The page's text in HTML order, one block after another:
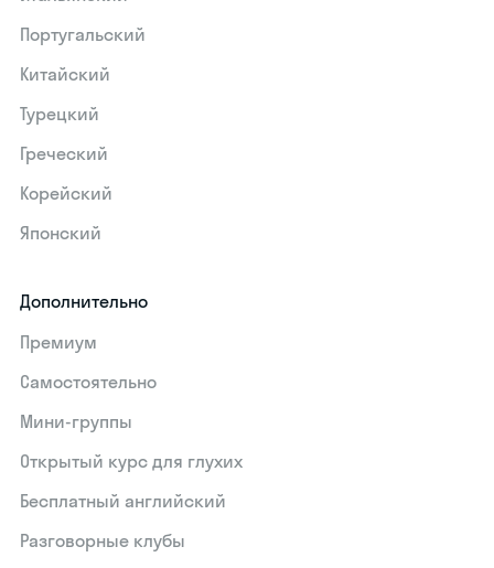
Португальский
Китайский
Турецкий
Греческий
Корейский
Японский
Дополнительно
Премиум
Самостоятельно
Мини-группы
Открытый курс для глухих
Бесплатный английский
Разговорные клубы